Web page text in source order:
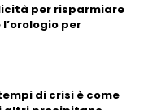
per risparmiare
per
di crisi è come